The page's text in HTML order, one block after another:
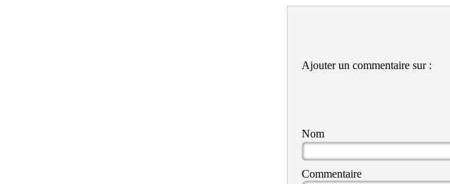
Ajouter un commentaire sur :
Nom
Commentaire